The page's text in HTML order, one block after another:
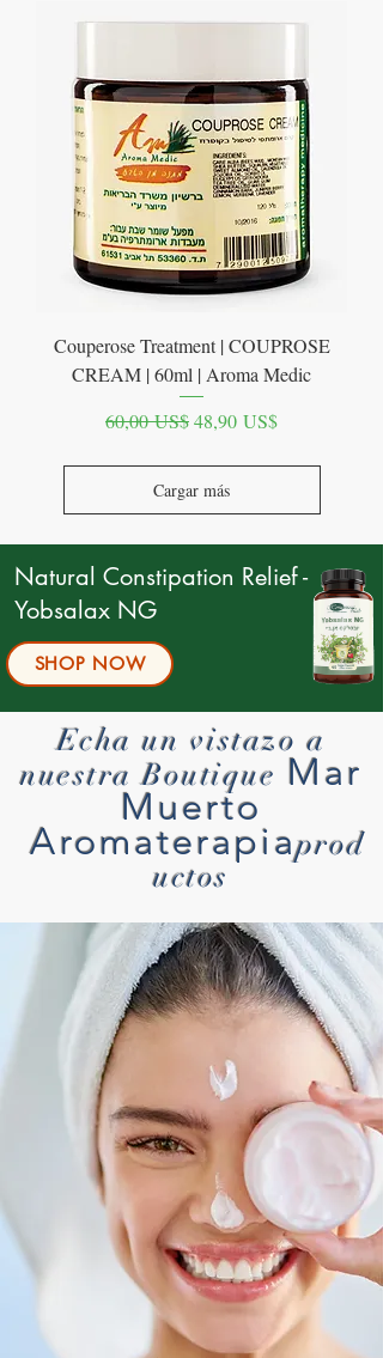
Couperose Treatment | COUPROSE
CREAM | 60ml | Aroma Medic
Precio
60,00 US$Precio de oferta
48,90 US$
Cargar más
Natural Constipation Relief -
Yobsalax NG
SHOP NOW
Echa un vistazo a
nuestra Boutique Mar
Muerto
Aromaterapiaprod
uctos